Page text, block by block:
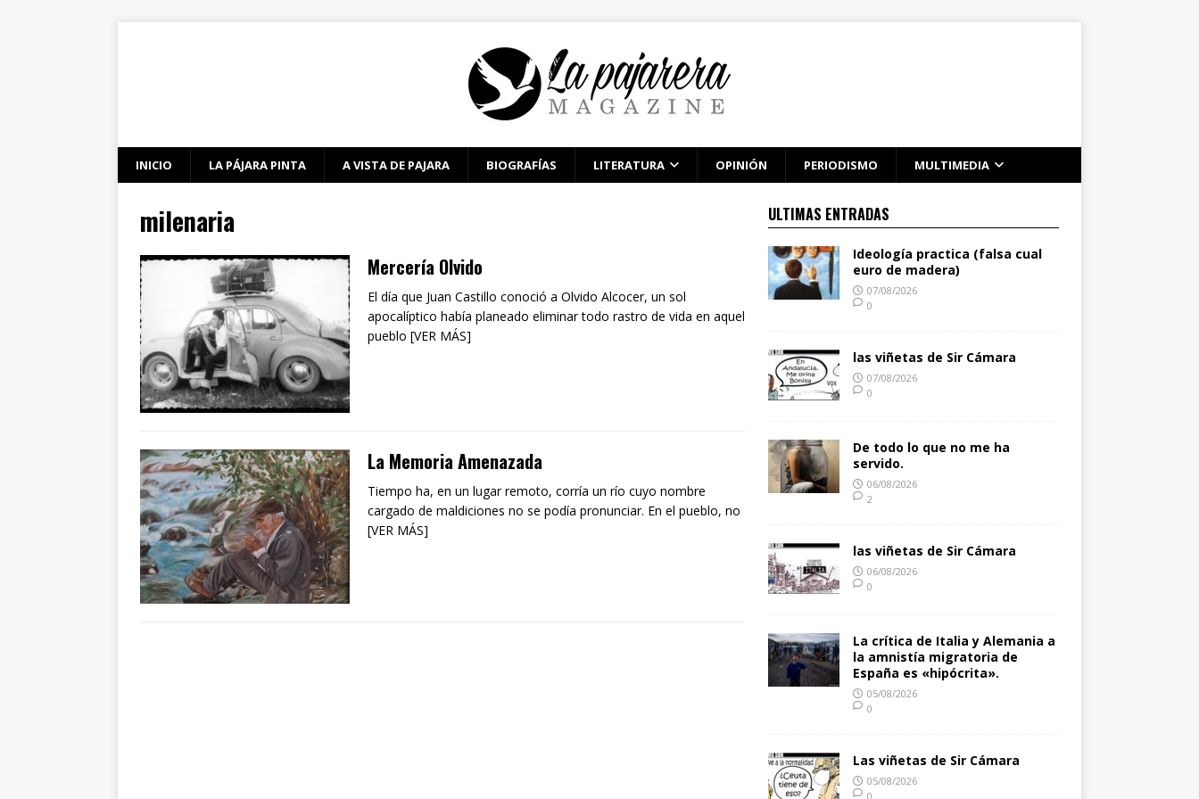
INICIO LA PÁJARA PINTA A VISTA DE PAJARA BIOGRAFÍAS LITERATURA OPINIÓN PERIODISMO MULTIMEDIA
milenaria
Mercería Olvido
El día que Juan Castillo conoció a Olvido Alcocer, un sol
apocalíptico había planeado eliminar todo rastro de vida en aquel
pueblo [VER MÁS]
La Memoria Amenazada
Tiempo ha, en un lugar remoto, corría un río cuyo nombre
cargado de maldiciones no se podía pronunciar. En el pueblo, no
[VER MÁS]
ULTIMAS ENTRADAS
Ideología practica (falsa cual
euro de madera)
07/08/2026
0
las viñetas de Sir Cámara
07/08/2026
0
De todo lo que no me ha
servido.
06/08/2026
2
las viñetas de Sir Cámara
06/08/2026
0
La crítica de Italia y Alemania a
la amnistía migratoria de
España es «hipócrita».
05/08/2026
0
Las viñetas de Sir Cámara
05/08/2026
0